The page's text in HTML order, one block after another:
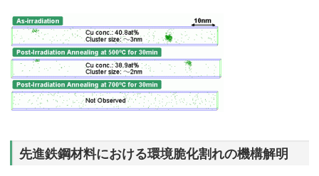
先進鉄鋼材料における環境脆化割れの機構解明